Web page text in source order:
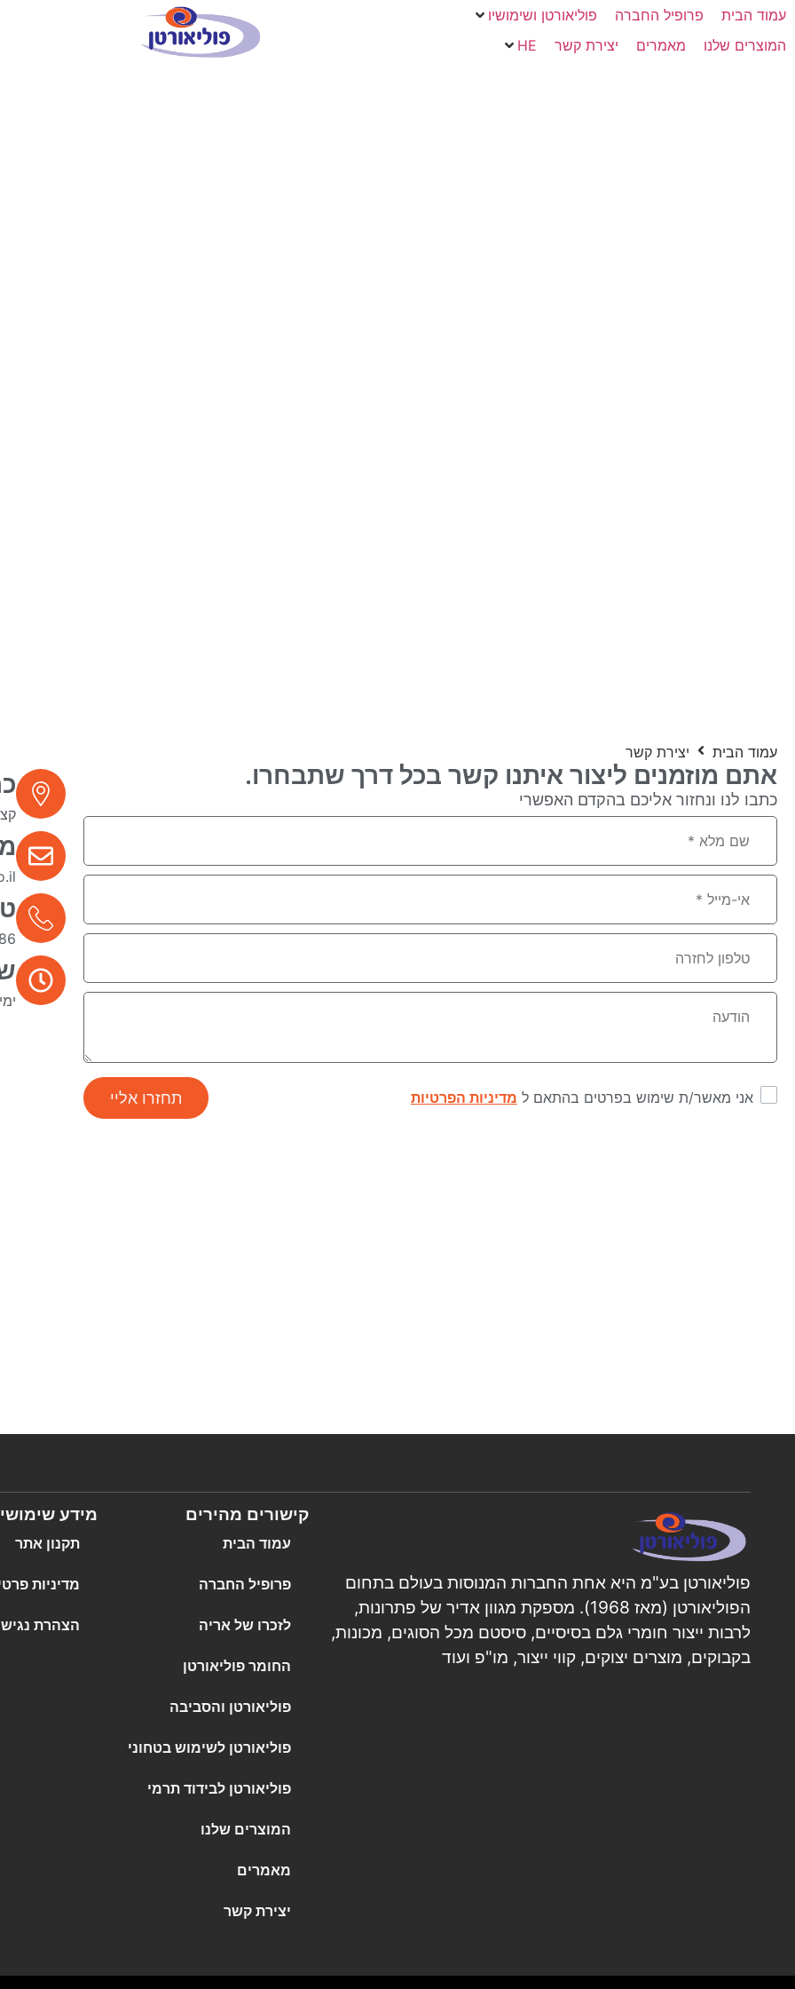
עמוד הבית פרופיל החברה
פוליאורטן ושימושיו
המוצרים שלנו
מאמרים יצירת קשר HE
עמוד הבית יצירת קשר
אתם מוזמנים ליצור איתנו קשר בכל דרך שתבחרו.
כתבו לנו ונחזור אליכם בהקדם האפשרי
אני מאשר/ת שימוש בפרטים בהתאם ל מדיניות הפרטיות תחזרו אליי
פוליאורטן בע"מ היא אחת החברות המנוסות בעולם בתחום
הפוליאורטן (מאז 1968). מספקת מגוון אדיר של פתרונות,
לרבות ייצור חומרי גלם בסיסיים, סיסטם מכל הסוגים, מכונות,
בקבוקים, מוצרים יצוקים, קווי ייצור, מו"פ ועוד
קישורים מהירים
עמוד הבית
פרופיל החברה
לזכרו של אריה
החומר פוליאורטן
פוליאורטן והסביבה
פוליאורטן לשימוש בטחוני
פוליאורטן לבידוד תרמי
המוצרים שלנו
מאמרים
יצירת קשר
מידע שימושי
תקנון אתר
מדיניות
הצהרת